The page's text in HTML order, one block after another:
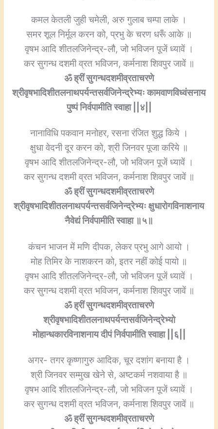
कमल केतली जुही चमेली, अरु गुलाब चम्पा लाके ।
समर शूल निर्मूल करन को, प्रभु के चरण धरूँ आके ॥
वृषभ आदि शीतलजिनेन्द्र-लौ, जो भविजन पूजें ध्यावें ।
कर सुगन्ध दशमी व्रत भविजन, कर्मनाश शिवपुर जावें ॥
ॐ ह्रीं सुगन्धदशमीव्रताचरणे
श्रीवृषभादिशीतलनाथपर्यन्तसर्वजिनेन्द्रेभ्यः कामवाणविध्वंसनाय
पुष्पं निर्वपामीति स्वाहा ||४||
नानाविधि पकवान मनोहर, रसना रंजित शुद्ध किये ।
क्षुधा वेदनी दूर करन को, श्री जिनवर पूजा करिये ॥
वृषभ आदि शीतलजिनेन्द्र-लौ, जो भविजन पूजें ध्यावें ।
कर सुगन्ध दशमी व्रत भविजन, कर्मनाश शिवपुर जावें ॥
ॐ ह्रीं सुगन्धदशमीव्रताचरणे
श्रीवृषभादिशीतलनाथपर्यन्तसर्वजिनेन्द्रेभ्यः क्षुधारोगविनाशनाय
नैवेद्यं निर्वपामीति स्वाहा ॥५॥
कंचन भाजन में मणि दीपक, लेकर प्रभु आगे आयो ।
मोह तिमिर के नाशकरन को, इतर नहीं कोई पायो ॥
वृषभ आदि शीतलजिनेन्द्र-लौ, जो भविजन पूजें ध्यावें ।
कर सुगन्ध दशमी व्रत भविजन, कर्मनाश शिवपुर जावें ॥
ॐ ह्रीं सुगन्धदशमीव्रताचरणे
श्रीवृषभादिशीतलनाथपर्यन्तसर्वजिनेन्द्रेभ्यो
मोहान्धकारविनाशनाय दीपं निर्वपामीति स्वाहा ||६||
अगर- तगर कृष्णागुरु आदिक, चूर दशांग बनाया है ।
श्री जिनवर सम्मुख खेने से, अष्टकर्म नशवाया है ॥
वृषभ आदि शीतलजिनेन्द्र-लौ, जो भविजन पूजें ध्यावें ।
कर सुगन्ध दशमी व्रत भविजन, कर्मनाश शिवपुर जावें ॥
ॐ ह्रीं सुगन्धदशमीव्रताचरणे